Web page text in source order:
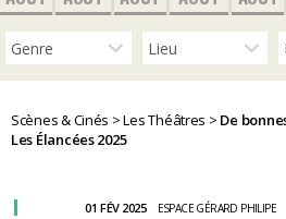
Scènes & Cinés >Les Théâtres > De
Les Élancées 2025
01 FÉV 2025 ESPACE GÉRARD PHILIPE